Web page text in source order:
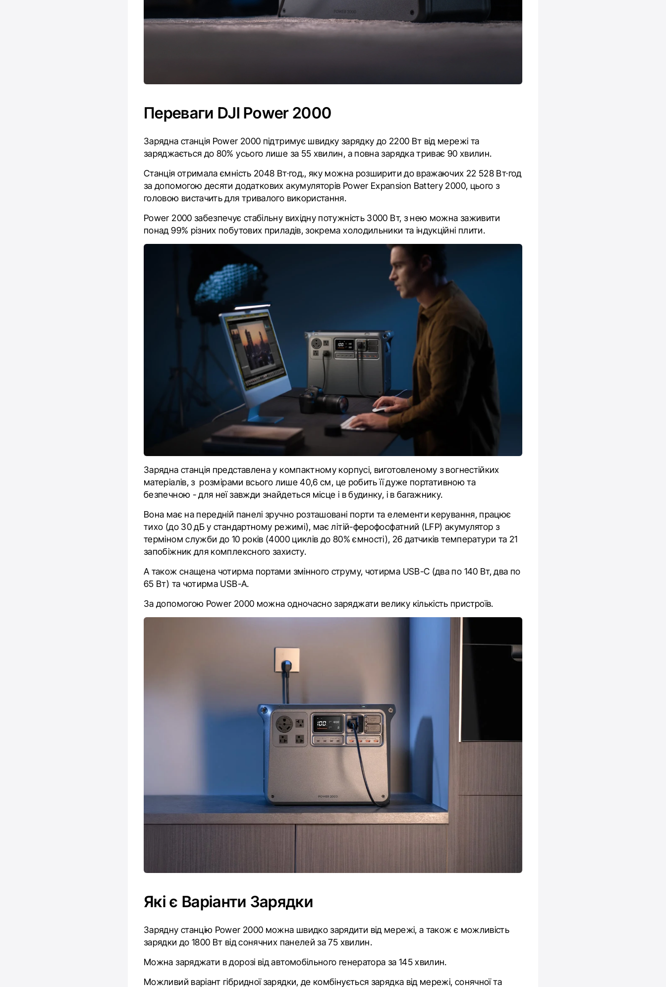
Переваги DJI Power 2000
Зарядна станція Power 2000 підтримує швидку зарядку до 2200 Вт від мережі та
заряджається до 80% усього лише за 55 хвилин, а повна зарядка триває 90 хвилин.
Станція отримала ємність 2048 Вт·год., яку можна розширити до вражаючих 22 528 Вт·год
за допомогою десяти додаткових акумуляторів Power Expansion Battery 2000, цього з
головою вистачить для тривалого використання.
Power 2000 забезпечує стабільну вихідну потужність 3000 Вт, з нею можна заживити
понад 99% різних побутових приладів, зокрема холодильники та індукційні плити.
Зарядна станція представлена у компактному корпусі, виготовленому з вогнестійких
матеріалів, з розмірами всього лише 40,6 см, це робить її дуже портативною та
безпечною - для неї завжди знайдеться місце і в будинку, і в багажнику.
Вона має на передній панелі зручно розташовані порти та елементи керування, працює
тихо (до 30 дБ у стандартному режимі), має літій-ферофосфатний (LFP) акумулятор з
терміном служби до 10 років (4000 циклів до 80% ємності), 26 датчиків температури та 21
запобіжник для комплексного захисту.
А також снащена чотирма портами змінного струму, чотирма USB-C (два по 140 Вт, два по
65 Вт) та чотирма USB-A.
За допомогою Power 2000 можна одночасно заряджати велику кількість пристроїв.
Які є Варіанти Зарядки
Зарядну станцію Power 2000 можна швидко зарядити від мережі, а також є можливість
зарядки до 1800 Вт від сонячних панелей за 75 хвилин.
Можна заряджати в дорозі від автомобільного генератора за 145 хвилин.
Можливий варіант гібридної зарядки, де комбінується зарядка від мережі, сонячної та